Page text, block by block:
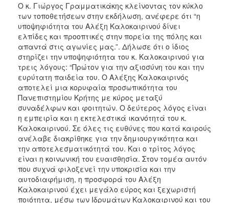
Ο κ. Γιώργος Γραμματικάκης κλείνοντας τον κύκλο
των τοποθετήσεων στην εκδήλωση, ανέφερε ότι “η
υποψηφιότητα του Αλέξη Καλοκαιρινού δίνει
ελπίδες και προοπτικές στην πορεία της πόλης και
απαντά στις αγωνίες μας.”. Δήλωσε ότι ο ίδιος
στηρίζει την υποψηφιότητα του κ. Καλοκαιρινού για
τρεις λόγους: “Πρώτον για την αξιοσύνη του και την
ευρύτατη παιδεία του. Ο Αλέξης Καλοκαιρινός
αποτελεί μια κορυφαία προσωπικότητα του
Πανεπιστημίου Κρήτης με κύρος μεταξύ
συναδέλφων και φοιτητών. Ο δεύτερος λόγος είναι
η εμπειρία και η εκτελεστικά ικανότητά του κ.
Καλοκαιρινού. Σε όλες τις ευθύνες που κατά καιρούς
ανέλαβε διακρίθηκε για την δημιουργικότητα και
την αποτελεσματικότητά του. Και ο τρίτος λόγος
είναι η κοινωνική του ευαισθησία. Στον τομέα αυτόν
που συχνά φιλοξενεί την υποκρισία και την
αυτοδιαφήμιση, η προσφορά του Αλέξη
Καλοκαιρινού έχει μεγάλο εύρος και ξεχωριστή
ποιότητα, μέσω των Ιδρυμάτων Καλοκαιρινού και του